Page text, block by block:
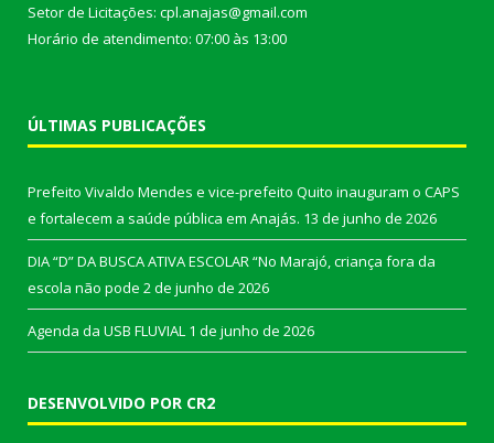
Setor de Licitações: cpl.anajas@gmail.com
Horário de atendimento: 07:00 às 13:00
ÚLTIMAS PUBLICAÇÕES
Prefeito Vivaldo Mendes e vice-prefeito Quito inauguram o CAPS
e fortalecem a saúde pública em Anajás. 13 de junho de 2026
DIA “D” DA BUSCA ATIVA ESCOLAR “No Marajó, criança fora da
escola não pode 2 de junho de 2026
Agenda da USB FLUVIAL 1 de junho de 2026
DESENVOLVIDO POR CR2